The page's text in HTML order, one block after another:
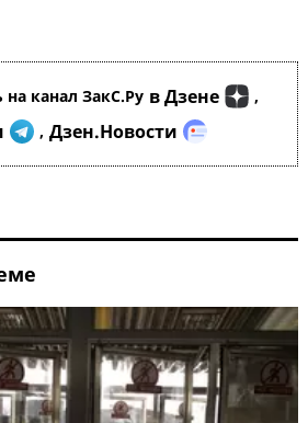
канал ЗакС.Ру в Дзене ,
, Дзен.Новости